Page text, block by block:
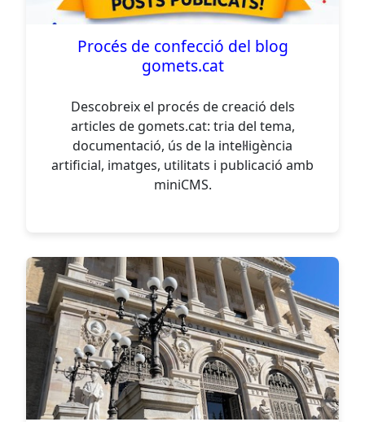
Procés de confecció del blog
gomets.cat
Descobreix el procés de creació dels
articles de gomets.cat: tria del tema,
documentació, ús de la intel·ligència
artificial, imatges, utilitats i publicació amb
miniCMS.